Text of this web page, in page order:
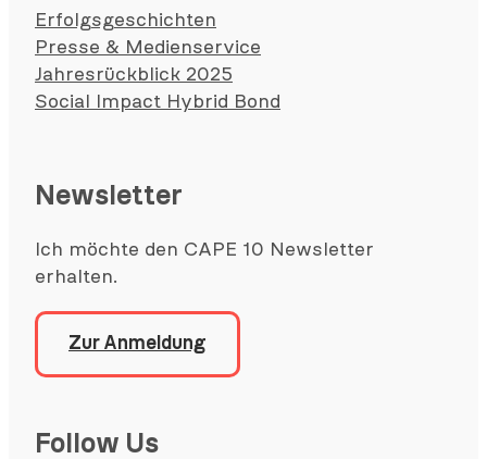
Erfolgsgeschichten
Presse & Medienservice
Jahresrückblick 2025
Social Impact Hybrid Bond
Newsletter
Ich möchte den CAPE 10 Newsletter
erhalten.
Zur Anmeldung
Follow Us